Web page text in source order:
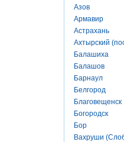
Азов
Армавир
Астрахань
Ахтырский
Балашиха
Балашов
Барнаул
Белгород
Благовещенск
Богородск
Бор
Вахруши